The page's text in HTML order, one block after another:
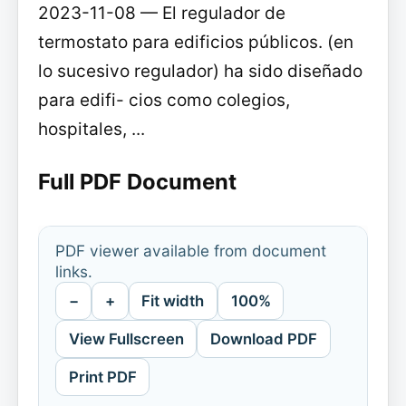
2023-11-08 — El regulador de
termostato para edificios públicos. (en
lo sucesivo regulador) ha sido diseñado
para edifi- cios como colegios,
hospitales, ...
Full PDF Document
PDF viewer available from document
links.
− + Fit width 100%
View Fullscreen Download PDF
Print PDF